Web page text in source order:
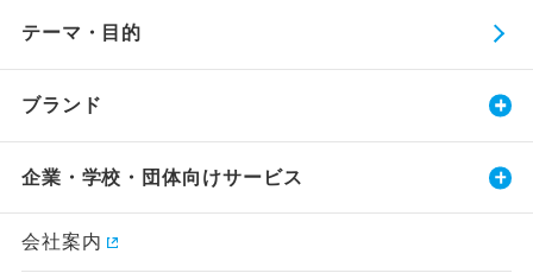
テーマ・目的
ブランド
企業・学校・団体向けサービス
会社案内